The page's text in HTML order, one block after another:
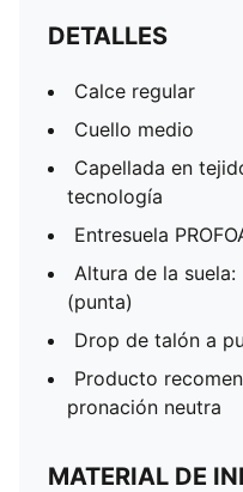
DETALLES
Calce regular
Cuello medio
Capellada en
tecnología
Entresuela
Altura de la
(punta)
Drop de talón a
Producto
pronación neutra
MATERIAL DE